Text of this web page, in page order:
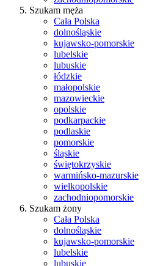
Szukam męża
Cała Polska
dolnośląskie
kujawsko-pomorskie
lubelskie
lubuskie
łódzkie
małopolskie
mazowieckie
opolskie
podkarpackie
podlaskie
pomorskie
śląskie
świętokrzyskie
warmińsko-mazurskie
wielkopolskie
zachodniopomorskie
Szukam żony
Cała Polska
dolnośląskie
kujawsko-pomorskie
lubelskie
lubuskie